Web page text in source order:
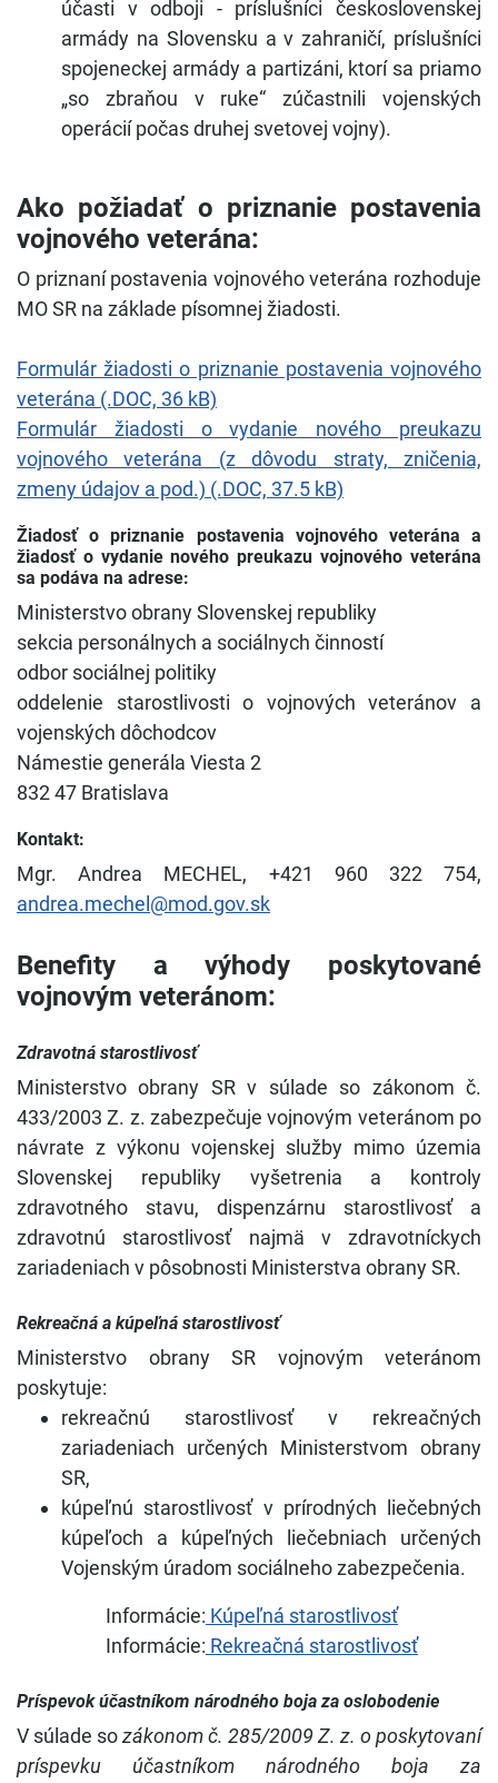
účasti v odboji - príslušníci československej
armády na Slovensku a v zahraničí, príslušníci
spojeneckej armády a partizáni, ktorí sa priamo
„so zbraňou v ruke“ zúčastnili vojenských
operácií počas druhej svetovej vojny).
Ako požiadať o priznanie postavenia
vojnového veterána:
O priznaní postavenia vojnového veterána rozhoduje
MO SR na základe písomnej žiadosti.
Formulár žiadosti o priznanie postavenia vojnového
veterána (.DOC, 36 kB)
Formulár žiadosti o vydanie nového preukazu
vojnového veterána (z dôvodu straty, zničenia,
zmeny údajov a pod.) (.DOC, 37.5 kB)
Žiadosť o priznanie postavenia vojnového veterána a
žiadosť o vydanie nového preukazu vojnového veterána
sa podáva na adrese:
Ministerstvo obrany Slovenskej republiky
sekcia personálnych a sociálnych činností
odbor sociálnej politiky
oddelenie starostlivosti o vojnových veteránov a
vojenských dôchodcov
Námestie generála Viesta 2
832 47 Bratislava
Kontakt:
Mgr. Andrea MECHEL, +421 960 322 754,
andrea.mechel@mod.gov.sk
Benefity a výhody poskytované
vojnovým veteránom:
Zdravotná starostlivosť
Ministerstvo obrany SR v súlade so zákonom č.
433/2003 Z. z. zabezpečuje vojnovým veteránom po
návrate z výkonu vojenskej služby mimo územia
Slovenskej republiky vyšetrenia a kontroly
zdravotného stavu, dispenzárnu starostlivosť a
zdravotnú starostlivosť najmä v zdravotníckych
zariadeniach v pôsobnosti Ministerstva obrany SR.
Rekreačná a kúpeľná starostlivosť
Ministerstvo obrany SR vojnovým veteránom
poskytuje:
rekreačnú starostlivosť v rekreačných
zariadeniach určených Ministerstvom obrany
SR,
kúpeľnú starostlivosť v prírodných liečebných
kúpeľoch a kúpeľných liečebniach určených
Vojenským úradom sociálneho zabezpečenia.
Informácie: Kúpeľná starostlivosť
Informácie: Rekreačná starostlivosť
Príspevok účastníkom národného boja za oslobodenie
V súlade sozákonom č. 285/2009 Z. z. o poskytovaní
príspevku účastníkom národného boja za